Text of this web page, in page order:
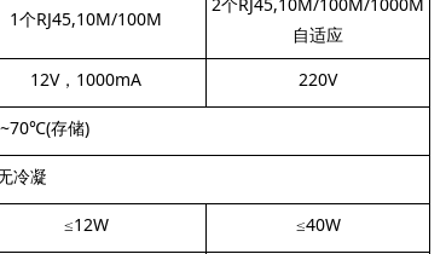
1个RJ45,10M/100M
自适应
12V，1000mA 220V
存储)
冷凝
≤12W
≤40W